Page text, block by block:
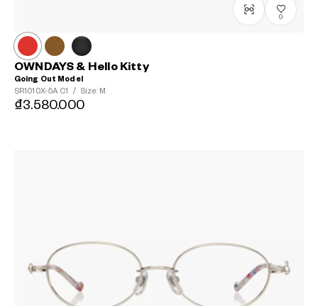
0
OWNDAYS & Hello Kitty
Going Out Model
SR1010X-5A C1 / Size: M
₫3.580.000